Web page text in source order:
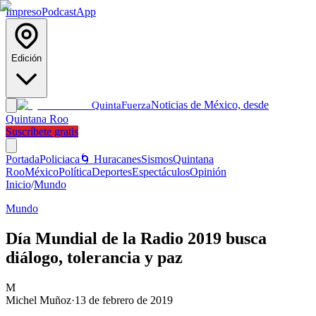
ImpresoPodcastApp
Edición
QuintaFuerzaNoticias de México, desde
Quintana Roo
Suscríbete gratis
PortadaPoliciaca 🌀 HuracanesSismosQuintana
RooMéxicoPolíticaDeportesEspectáculosOpinión
Inicio/Mundo
Mundo
Día Mundial de la Radio 2019 busca
diálogo, tolerancia y paz
M
Michel Muñoz·13 de febrero de 2019